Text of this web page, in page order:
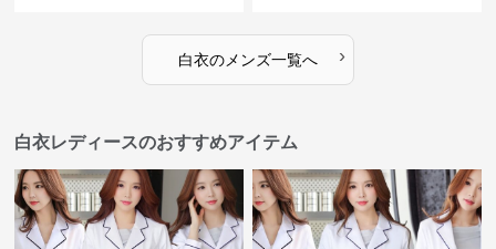
白衣のメンズ一覧へ ›
白衣レディースのおすすめアイテム